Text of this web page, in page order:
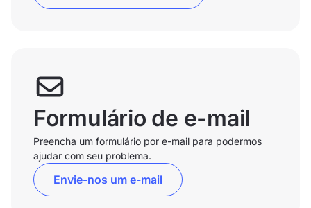
Formulário de e-mail
Preencha um formulário por e-mail para podermos
ajudar com seu problema.
Envie-nos um e-mail